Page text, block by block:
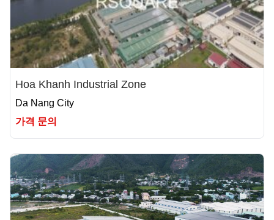
Hoa Khanh Industrial Zone
Da Nang City
가격 문의